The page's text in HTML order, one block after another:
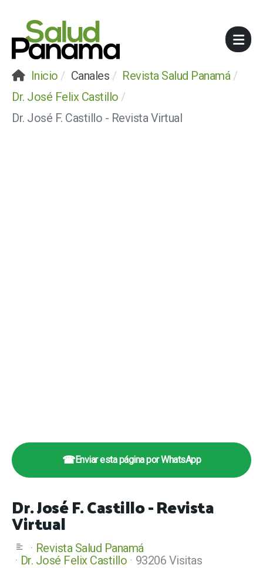
Inicio Canales
Revista Salud Panamá
Dr. José Felix Castillo
Dr. José F. Castillo - Revista Virtual
☎Enviar esta página por WhatsApp
Dr. José F. Castillo - Revista
Virtual
Revista Salud Panamá
Dr. José Felix Castillo
93206 Visitas